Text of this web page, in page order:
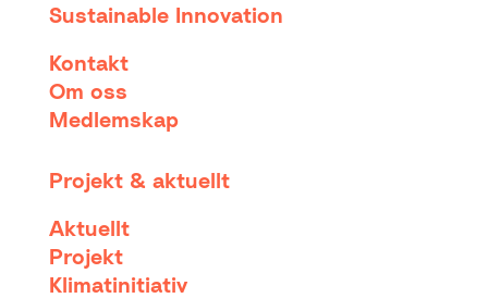
Sustainable Innovation
Kontakt
Om oss
Medlemskap
Projekt & aktuellt
Aktuellt
Projekt
Klimatinitiativ